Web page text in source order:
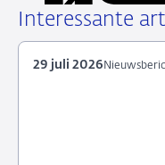
LinkedIn
X
e-
Interessante
29 juli 2026